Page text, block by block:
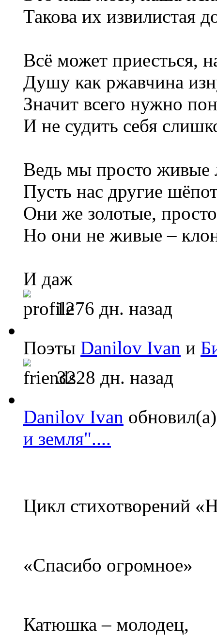
Такова их извилистая
Всё может приесться,
Душу как ржавчина
Значит всего нужно
И не судить себя
Ведь мы просто живые
Пусть нас другие
Они же золотые,
Но они не живые –
И даж
1276 дн. назад
Поэты Danilov Ivan и
3228 дн. назад
Danilov Ivan
и земля"....
Цикл стихотворений
«Спасибо огромное»
Катюшка – молодец,